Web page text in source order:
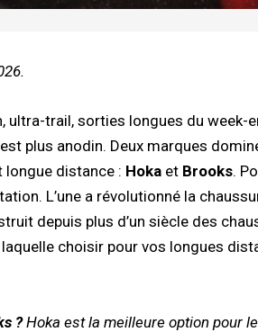
ultra-trail, sorties longues du week-
plus anodin. Deux marques
longue distance : Hokaet Brooks.
L’une a révolutionné la
depuis plus d’un siècle des
choisir pour vos longues
?Hoka est la meilleure option pour